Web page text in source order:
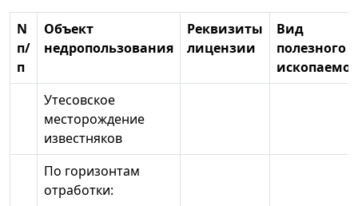
N
п/
п
Объект
недропользования
Реквизиты
лицензии
Вид
полезного
Утесовское
месторождение
известняков
По горизонтам
отработки: